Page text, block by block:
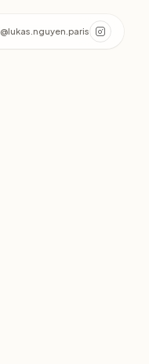
@lukas.nguyen.paris